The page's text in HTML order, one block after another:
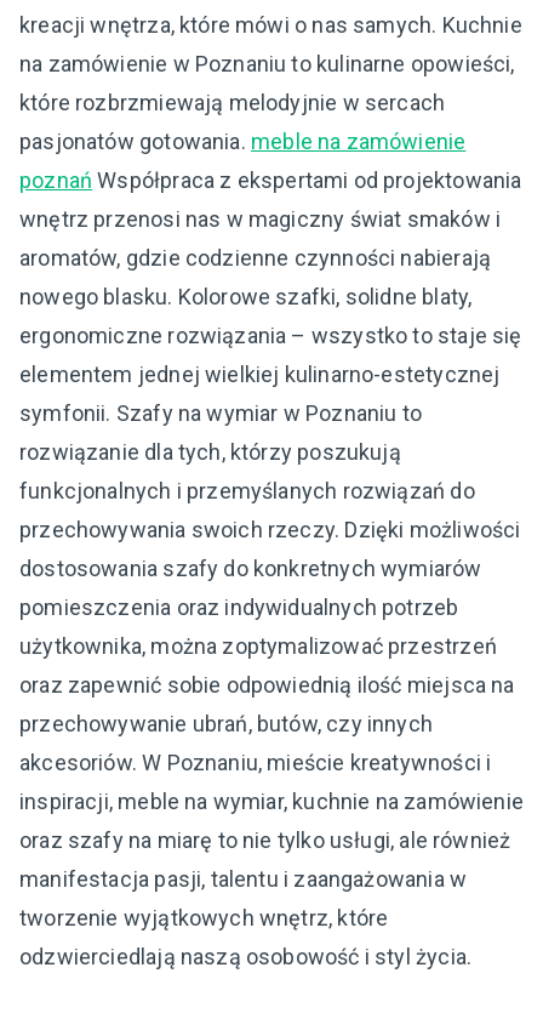
kreacji wnętrza, które mówi o nas samych. Kuchnie
na zamówienie w Poznaniu to kulinarne opowieści,
które rozbrzmiewają melodyjnie w sercach
pasjonatów gotowania. meble na zamówienie
poznań Współpraca z ekspertami od projektowania
wnętrz przenosi nas w magiczny świat smaków i
aromatów, gdzie codzienne czynności nabierają
nowego blasku. Kolorowe szafki, solidne blaty,
ergonomiczne rozwiązania – wszystko to staje się
elementem jednej wielkiej kulinarno-estetycznej
symfonii. Szafy na wymiar w Poznaniu to
rozwiązanie dla tych, którzy poszukują
funkcjonalnych i przemyślanych rozwiązań do
przechowywania swoich rzeczy. Dzięki możliwości
dostosowania szafy do konkretnych wymiarów
pomieszczenia oraz indywidualnych potrzeb
użytkownika, można zoptymalizować przestrzeń
oraz zapewnić sobie odpowiednią ilość miejsca na
przechowywanie ubrań, butów, czy innych
akcesoriów. W Poznaniu, mieście kreatywności i
inspiracji, meble na wymiar, kuchnie na zamówienie
oraz szafy na miarę to nie tylko usługi, ale również
manifestacja pasji, talentu i zaangażowania w
tworzenie wyjątkowych wnętrz, które
odzwierciedlają naszą osobowość i styl życia.